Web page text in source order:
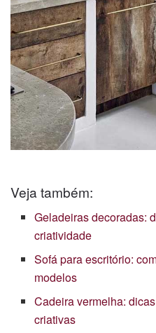
Veja também:
Geladeiras decoradas:
criatividade
Sofá para escritório:
modelos
Cadeira vermelha:
criativas